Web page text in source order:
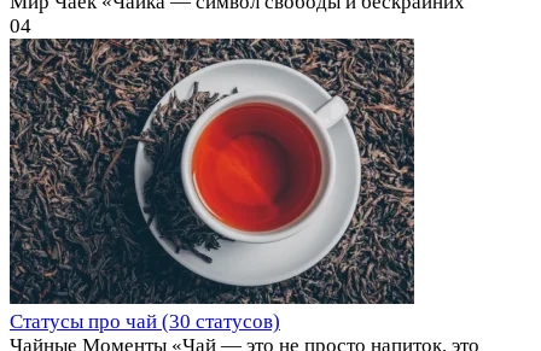
04
Статусы про чай (30 статусов)
Чайные Моменты «Чай — это не просто напиток, это